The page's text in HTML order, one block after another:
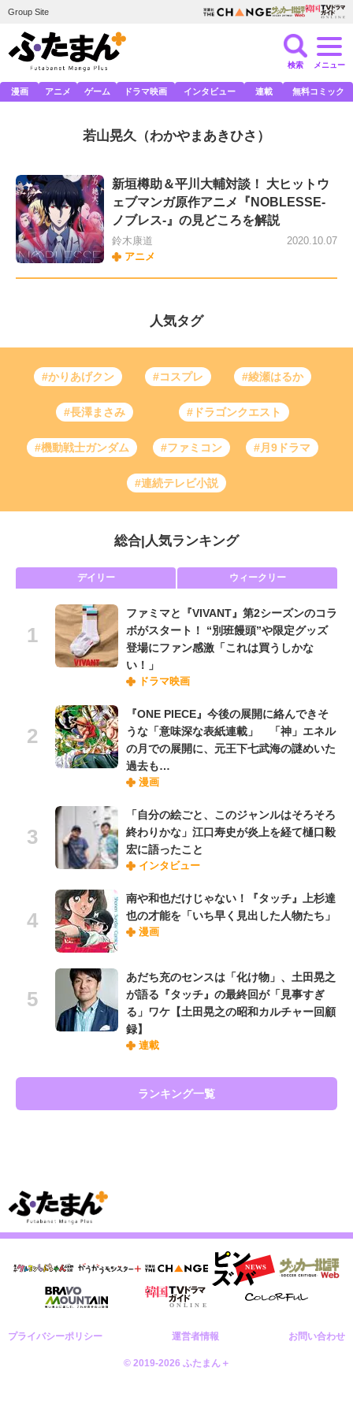
Group Site
検索 メニュー
漫画 アニメ ゲーム ドラマ映画 インタビュー 連載 無料コミック
若山晃久 （わかやまあきひさ）
新垣樽助＆平川大輔対談！ 大ヒットウ
ェブマンガ原作アニメ『NOBLESSE-
ノブレス-』の見どころを解説
鈴木康道
アニメ
2020.10.07
人気タグ
#かりあげクン #コスプレ #綾瀬はるか
#長澤まさみ #ドラゴンクエスト
#機動戦士ガンダム #ファミコン #月9ドラマ
#連続テレビ小説
総合 人気ランキング
デイリー ウィークリー
ファミマと『VIVANT』第2シーズンのコラ
ボがスタート！ “別班饅頭”や限定グッズ
登場にファン感激「これは買うしかな
い！」
ドラマ映画
『ONE PIECE』今後の展開に絡んできそ
うな「意味深な表紙連載」 「神」エネル
の月での展開に、元王下七武海の謎めいた
過去も…
漫画
「自分の絵ごと、このジャンルはそろそろ
終わりかな」江口寿史が炎上を経て樋口毅
宏に語ったこと
インタビュー
南や和也だけじゃない！『タッチ』上杉達
也の才能を「いち早く見出した人物たち」
漫画
あだち充のセンスは「化け物」、土田晃之
が語る『タッチ』の最終回が「見事すぎ
る」ワケ【土田晃之の昭和カルチャー回顧
録】
連載
ランキング一覧
プライバシーポリシー 運営者情報 お問い合わせ
© 2019-2026 ふたまん＋